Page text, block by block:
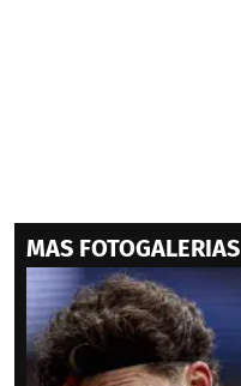
MAS FOTOGALERIAS